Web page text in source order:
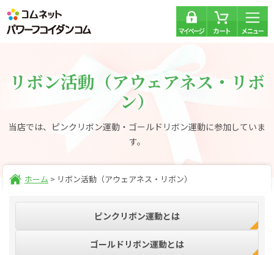
リボン活動（アウェアネス・リボ
ン）
当店では、ピンクリボン運動・ゴールドリボン運動に参加していま
す。
ホーム > リボン活動（アウェアネス・リボン）
ピンクリボン運動とは
ゴールドリボン運動とは